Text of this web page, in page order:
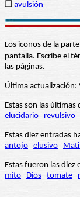
❒ avulsión
Los iconos de la
pantalla. Escribe el
las páginas.
Última actualización:
Estas son las
elucidario
revulsivo
Estas diez entradas
antojo elusivo
Estas fueron las diez
mito
Dios tomate